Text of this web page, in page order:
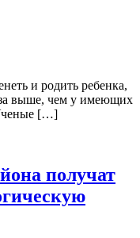
и родить ребенка,
выше, чем у имеющих
[…]
получат